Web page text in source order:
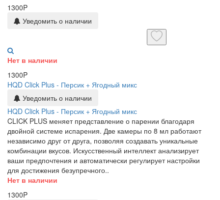
1300P
Уведомить о наличии
Нет в наличии
1300P
HQD Click Plus - Персик + Ягодный микс
Уведомить о наличии
HQD Click Plus - Персик + Ягодный микс
CLICK PLUS меняет представление о парении благодаря
двойной системе испарения. Две камеры по 8 мл работают
независимо друг от друга, позволяя создавать уникальные
комбинации вкусов. Искусственный интеллект анализирует
ваши предпочтения и автоматически регулирует настройки
для достижения безупречного..
Нет в наличии
1300P